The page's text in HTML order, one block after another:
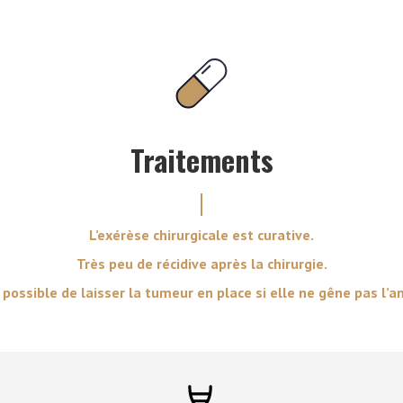
Traitements
L’exérèse chirurgicale est curative.
Très peu de récidive après la chirurgie.
de laisser la tumeur en place si elle ne gêne pas